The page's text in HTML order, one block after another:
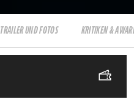
TRAILER UND FOTOS KRITIKEN &